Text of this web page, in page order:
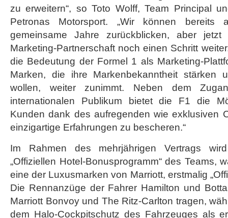
zu erweitern“, so Toto Wolff, Team Principal
Petronas Motorsport. „Wir können bereits
gemeinsame Jahre zurückblicken, aber
Marketing-Partnerschaft noch einen Schritt
die Bedeutung der Formel 1 als Marketing-
Marken, die ihre Markenbekanntheit stärken
wollen, weiter zunimmt. Neben dem
internationalen Publikum bietet die F1 die
Kunden dank des aufregenden wie exklusiven
einzigartige Erfahrungen zu bescheren.“
Im Rahmen des mehrjährigen Vertrags
„Offiziellen Hotel-Bonusprogramm“ des Teams,
eine der Luxusmarken von Marriott, erstmalig
Die Rennanzüge der Fahrer Hamilton und
Marriott Bonvoy und The Ritz-Carlton tragen,
dem Halo-Cockpitschutz des Fahrzeuges als